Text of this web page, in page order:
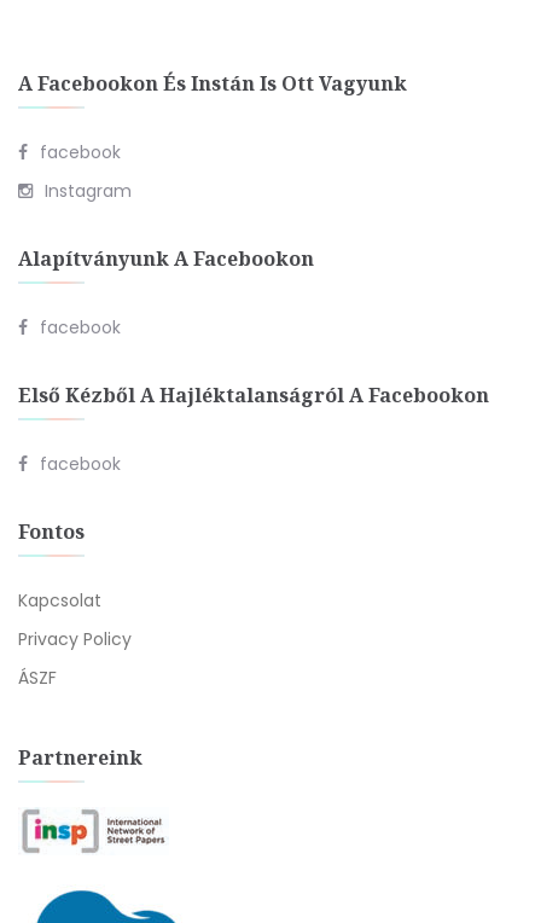
A Facebookon És Instán Is Ott Vagyunk
facebook
Instagram
Alapítványunk A Facebookon
facebook
Első Kézből A Hajléktalanságról A Facebookon
facebook
Fontos
Kapcsolat
Privacy Policy
ÁSZF
Partnereink